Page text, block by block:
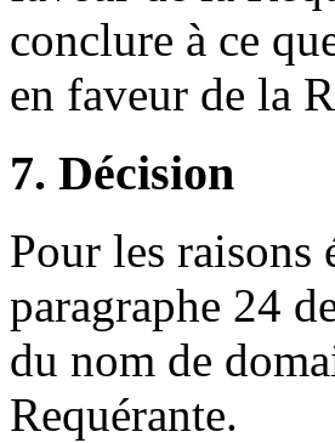
conclure à ce
en faveur de la
7. Décision
Pour les raisons
paragraphe 24
du nom de
Requérante.